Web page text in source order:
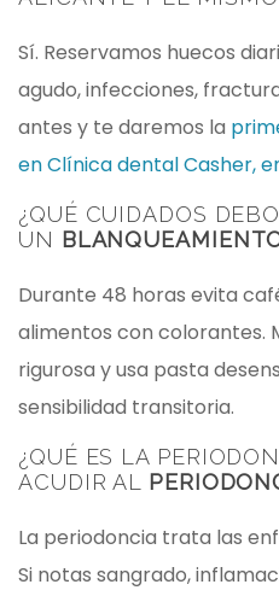
Sí. Reservamos huecos
agudo, infecciones,
antes y te daremos la
en Clínica dental Casher,
¿QUÉ CUIDADOS
UN
Durante 48 horas evita
alimentos con colorantes.
rigurosa y usa pasta
sensibilidad transitoria.
¿QUÉ ES LA
ACUDIR AL
La periodoncia trata las
Si notas sangrado,